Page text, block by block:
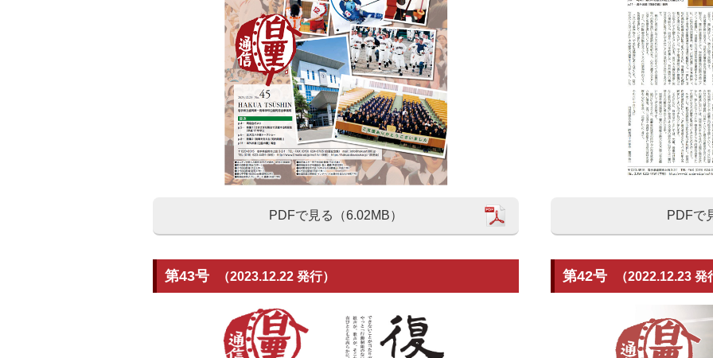
PDFで見る（6.02MB） PDFで
第43号 （2023.12.22 発行） 第42号 （2022.12.23 発